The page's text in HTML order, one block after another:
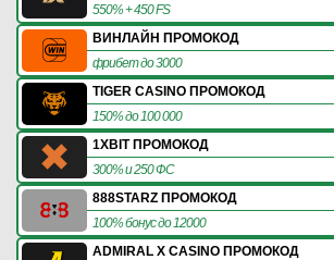
550% + 450 FS
ВИНЛАЙН ПРОМОКОД
фрибет до 3000
TIGER CASINO ПРОМОКОД
150% до 100 000
1XBIT ПРОМОКОД
300% и 250 ФС
888STARZ ПРОМОКОД
100% бонус до 12000
ADMIRAL X CASINO ПРОМОКОД